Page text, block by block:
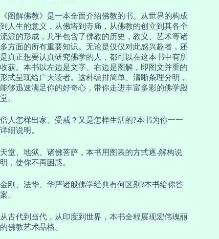
《图解佛教》是一本全面介绍佛教的书。从世界的构成
到人生的意义，从佛塔到寺庙，从佛教的创立到其各个
流派的形成，几乎包含了佛教的历史，教义、艺术等诸
多方面的所有重要知识。无论是仅仅对此感兴趣者，还
是真正想要认真研究佛学的人，都可以在这本书中有所
收获。本书以左边是文字、右边是图解，即图文并重的
形式呈现给广大读者。这种编排简单、清晰条理分明，
能够迅速满足你的好奇心，带你走进丰富多彩的佛学殿
堂。
僧人怎样出家、受戒？又是怎样生活的?本书为你一一
详细说明。
天堂、地狱、诸佛菩萨，本书用图表的方式逐-解构说
明，使你不再困惑。
金刚、法华、华严诸般佛学经典有何区别?本书给你答
案。
从古代到当代，从印度到世界，本书全程展现宏伟瑰丽
的佛教艺术品格。